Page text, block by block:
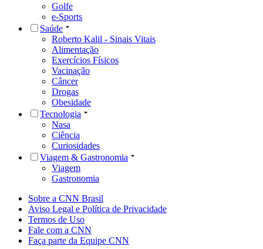
Golfe
e-Sports
Saúde
Roberto Kalil - Sinais Vitais
Alimentação
Exercícios Físicos
Vacinação
Câncer
Drogas
Obesidade
Tecnologia
Nasa
Ciência
Curiosidades
Viagem & Gastronomia
Viagem
Gastronomia
Sobre a CNN Brasil
Aviso Legal e Política de Privacidade
Termos de Uso
Fale com a CNN
Faça parte da Equipe CNN